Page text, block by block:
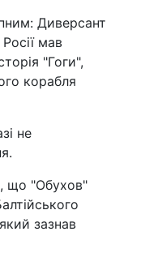
Диверсант
мав
"Гоги",
корабля
не
що "Обухов"
зазнав